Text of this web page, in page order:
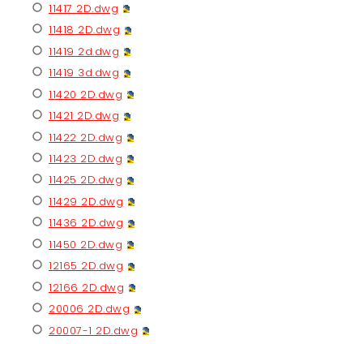
11417 2D.dwg
11418 2D.dwg
11419 2d.dwg
11419 3d.dwg
11420 2D.dwg
11421 2D.dwg
11422 2D.dwg
11423 2D.dwg
11425 2D.dwg
11429 2D.dwg
11436 2D.dwg
11450 2D.dwg
12165 2D.dwg
12166 2D.dwg
20006 2D.dwg
20007-1 2D.dwg